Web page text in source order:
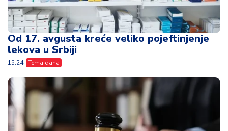
Od 17. avgusta kreće veliko pojeftinjenje
lekova u Srbiji
15:24 Tema dana